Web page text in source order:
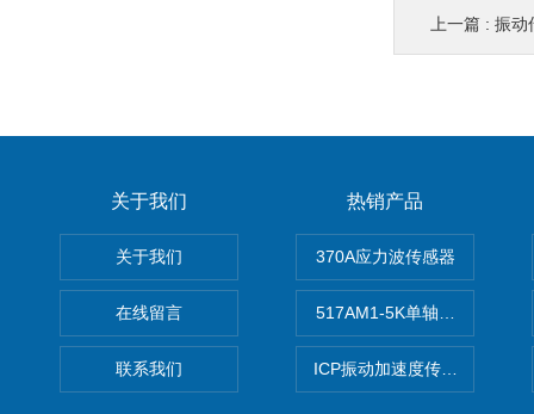
上一篇 : 振动
关于我们
关于我们
在线留言
联系我们
热销产品
370A应力波传感器
517AM1-5K单轴冲击IEPE加
ICP振动加速度传感器